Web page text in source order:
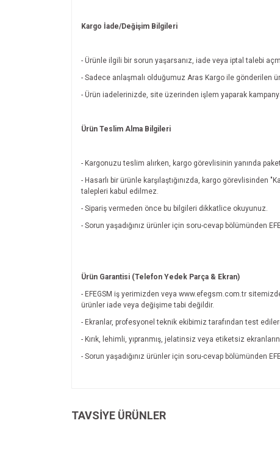
Kargo İade/Değişim Bilgileri
- Ürünle ilgili bir sorun yaşarsanız, iade veya iptal talebi
- Sadece anlaşmalı olduğumuz Aras Kargo ile gönderilen
- Ürün iadelerinizde, site üzerinden işlem yaparak
Ürün Teslim Alma Bilgileri
- Kargonuzu teslim alırken, kargo görevlisinin yanında
- Hasarlı bir ürünle karşılaştığınızda, kargo
talepleri kabul edilmez.
- Sipariş vermeden önce bu bilgileri dikkatlice okuyunuz.
- Sorun yaşadığınız ürünler için soru-cevap bölümünden
Ürün Garantisi (Telefon Yedek Parça & Ekran)
- EFEGSM iş yerimizden veya www.efegsm.com.tr
ürünler iade veya değişime tabi değildir.
- Ekranlar, profesyonel teknik ekibimiz tarafından test
- Kırık, lehimli, yıpranmış, jelatinsiz veya etiketsiz
- Sorun yaşadığınız ürünler için soru-cevap bölümünden
KaliteÜrün resmi kalitesiz, bozuk veya görüntülenemiyor.
TAVSİYE ÜRÜNLER